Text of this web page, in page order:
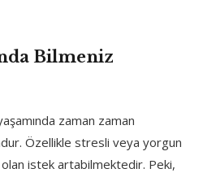
Bilmeniz
zaman zaman
Özellikle stresli veya yorgun
istek artabilmektedir. Peki,